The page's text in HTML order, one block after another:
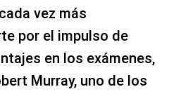
vez más
por el impulso de
en los exámenes,
Murray, uno de los